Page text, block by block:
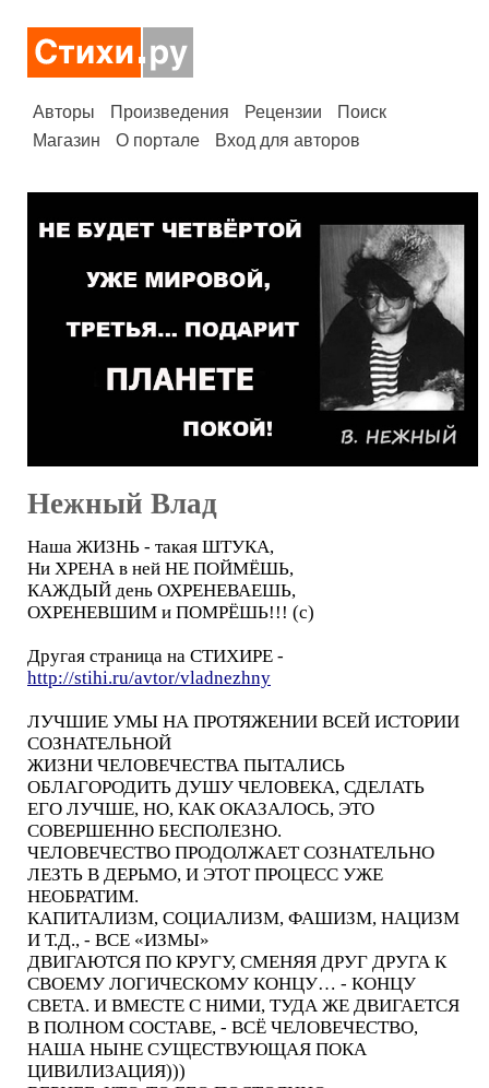
Авторы Произведения Рецензии
Поиск
Магазин
О портале Вход для авторов
Нежный Влад
Наша ЖИЗНЬ - такая ШТУКА,
Ни ХРЕНА в ней НЕ ПОЙМЁШЬ,
КАЖДЫЙ день ОХРЕНЕВАЕШЬ,
ОХРЕНЕВШИМ и ПОМРЁШЬ!!! (с)
Другая страница на СТИХИРЕ -
http://stihi.ru/avtor/vladnezhny
ЛУЧШИЕ УМЫ НА ПРОТЯЖЕНИИ ВСЕЙ ИСТОРИИ
СОЗНАТЕЛЬНОЙ
ЖИЗНИ ЧЕЛОВЕЧЕСТВА ПЫТАЛИСЬ
ОБЛАГОРОДИТЬ ДУШУ ЧЕЛОВЕКА, СДЕЛАТЬ
ЕГО ЛУЧШЕ, НО, КАК ОКАЗАЛОСЬ, ЭТО
СОВЕРШЕННО БЕСПОЛЕЗНО.
ЧЕЛОВЕЧЕСТВО ПРОДОЛЖАЕТ СОЗНАТЕЛЬНО
ЛЕЗТЬ В ДЕРЬМО, И ЭТОТ ПРОЦЕСС УЖЕ
НЕОБРАТИМ.
КАПИТАЛИЗМ, СОЦИАЛИЗМ, ФАШИЗМ, НАЦИЗМ
И Т.Д., - ВСЕ «ИЗМЫ»
ДВИГАЮТСЯ ПО КРУГУ, СМЕНЯЯ ДРУГ ДРУГА К
СВОЕМУ ЛОГИЧЕСКОМУ КОНЦУ… - КОНЦУ
СВЕТА. И ВМЕСТЕ С НИМИ, ТУДА ЖЕ ДВИГАЕТСЯ
В ПОЛНОМ СОСТАВЕ, - ВСЁ ЧЕЛОВЕЧЕСТВО,
НАША НЫНЕ СУЩЕСТВУЮЩАЯ ПОКА
ЦИВИЛИЗАЦИЯ)))